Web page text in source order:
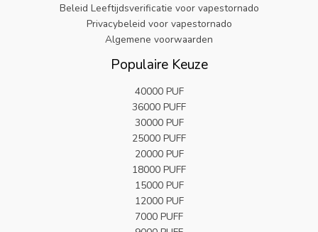
Beleid Leeftijdsverificatie voor vapestornado
Privacybeleid voor vapestornado
Algemene voorwaarden
Populaire Keuze
40000 PUF
36000 PUFF
30000 PUF
25000 PUFF
20000 PUF
18000 PUFF
15000 PUF
12000 PUF
7000 PUFF